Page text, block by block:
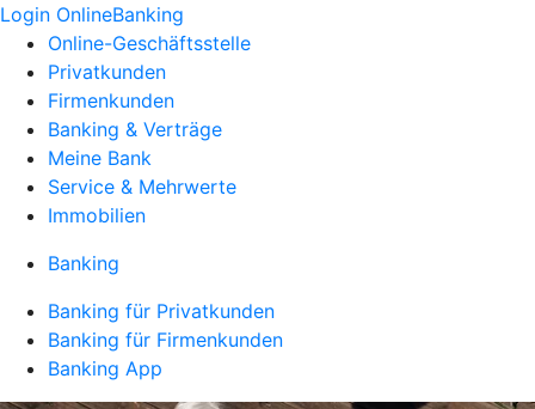
Login OnlineBanking
Online-Geschäftsstelle
Privatkunden
Firmenkunden
Banking & Verträge
Meine Bank
Service & Mehrwerte
Immobilien
Banking
Banking für Privatkunden
Banking für Firmenkunden
Banking App